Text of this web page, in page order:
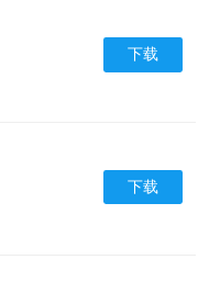
下载
下载